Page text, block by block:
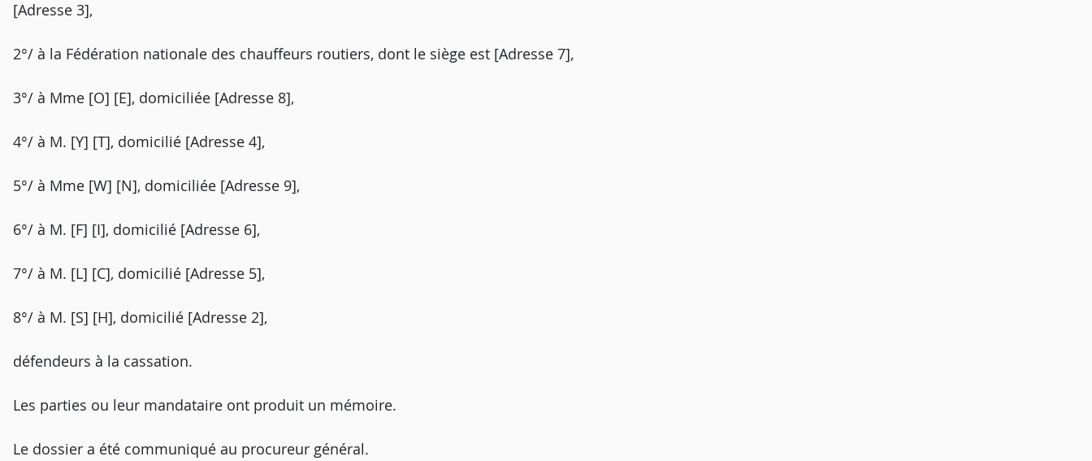
[Adresse 3],
2°/ à la Fédération nationale des chauffeurs routiers, dont le siège est [Adresse 7],
3°/ à Mme [O] [E], domiciliée [Adresse 8],
4°/ à M. [Y] [T], domicilié [Adresse 4],
5°/ à Mme [W] [N], domiciliée [Adresse 9],
6°/ à M. [F] [I], domicilié [Adresse 6],
7°/ à M. [L] [C], domicilié [Adresse 5],
8°/ à M. [S] [H], domicilié [Adresse 2],
défendeurs à la cassation.
Les parties ou leur mandataire ont produit un mémoire.
Le dossier a été communiqué au procureur général.